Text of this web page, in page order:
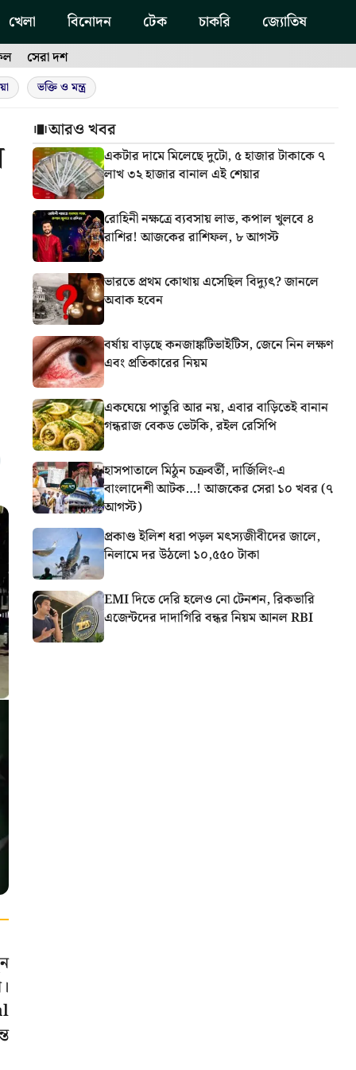
খেলা বিনোদন টেক চাকরি জ্যোতিষ
সেরা দশ
ভক্তি ও মন্ত্র
আরও খবর
একটার দামে মিলেছে দুটো, ৫ হাজার টাকাকে ৭
লাখ ৩২ হাজার বানাল এই শেয়ার
রোহিনী নক্ষত্রে ব্যবসায় লাভ, কপাল খুলবে ৪
রাশির! আজকের রাশিফল, ৮ আগস্ট
ভারতে প্রথম কোথায় এসেছিল বিদ্যুৎ? জানলে
অবাক হবেন
বর্ষায় বাড়ছে কনজাঙ্কটিভাইটিস, জেনে নিন লক্ষণ
এবং প্রতিকারের নিয়ম
একঘেয়ে পাতুরি আর নয়, এবার বাড়িতেই বানান
গন্ধরাজ বেকড ভেটকি, রইল রেসিপি
হাসপাতালে মিঠুন চক্রবর্তী, দার্জিলিং-এ
বাংলাদেশী আটক…! আজকের সেরা ১০ খবর (৭
আগস্ট)
প্রকাণ্ড ইলিশ ধরা পড়ল মৎস্যজীবীদের জালে,
নিলামে দর উঠলো ১০,৫৫০ টাকা
EMI দিতে দেরি হলেও নো টেনশন, রিকভারি
এজেন্টদের দাদাগিরি বন্ধর নিয়ম আনল RBI